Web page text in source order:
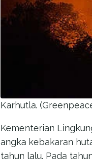
Karhutla.
Kementerian
angka kebakaran
tahun lalu. Pada